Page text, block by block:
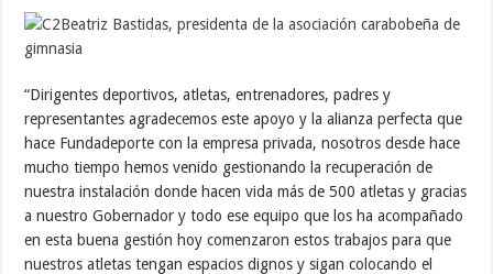
“Dirigentes deportivos, atletas, entrenadores, padres y
representantes agradecemos este apoyo y la alianza perfecta que
hace Fundadeporte con la empresa privada, nosotros desde hace
mucho tiempo hemos venido gestionando la recuperación de
nuestra instalación donde hacen vida más de 500 atletas y gracias
a nuestro Gobernador y todo ese equipo que los ha acompañado
en esta buena gestión hoy comenzaron estos trabajos para que
nuestros atletas tengan espacios dignos y sigan colocando el